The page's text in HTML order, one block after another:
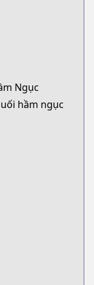
manga/https://
list
series/
Ngục
hầm ngục